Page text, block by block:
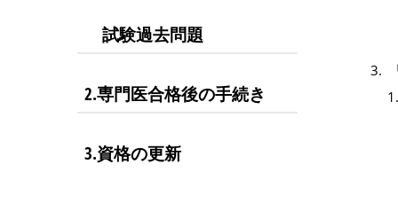
試験過去問題
2.専門医合格後の手続き
3.資格の更新